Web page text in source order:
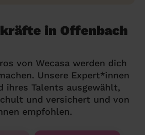
in Offenbach
von Wecasa werden dich
Unsere Expert*innen
ihres Talents ausgewählt,
und versichert und von
empfohlen.